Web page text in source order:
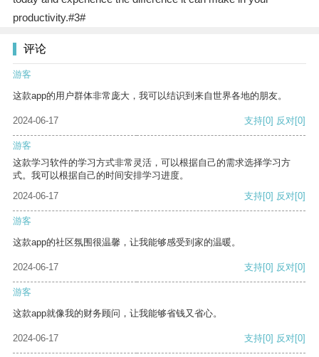
productivity.#3#
评论
游客
这款app的用户群体非常庞大，我可以结识到来自世界各地的朋友。
2024-06-17 支持[0] 反对[0]
游客
这款学习软件的学习方式非常灵活，可以根据自己的需求选择学习方
式。我可以根据自己的时间安排学习进度。
2024-06-17
支持[0] 反对[0]
游客
这款app的社区氛围很温馨，让我能够感受到家的温暖。
2024-06-17 支持[0] 反对[0]
游客
这款app就像我的财务顾问，让我能够省钱又省心。
2024-06-17 支持[0] 反对[0]